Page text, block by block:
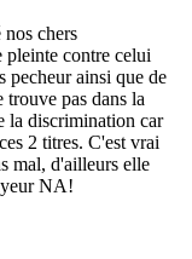
nos chers
pleinte contre celui
pecheur ainsi que de
pas dans la
la discrimination car
2 titres. C'est vrai
mal, d'ailleurs elle
NA!